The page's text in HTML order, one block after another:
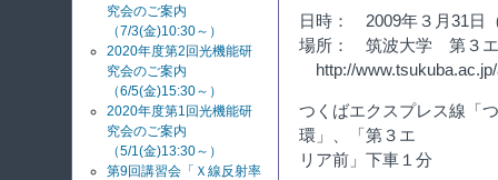
日時： 2009年３月31日
場所： 筑波大学 第３エ
http://
つくばエクスプレス線「
環」、「第３エ
リア前」下車１分
究会のご案内
（7/3(金)10:30～）
2020年度第2回光機能研
究会のご案内
（6/5(金)15:30～）
2020年度第1回光機能研
究会のご案内
（5/1(金)13:30～）
第9回講習会「Ｘ線反射率